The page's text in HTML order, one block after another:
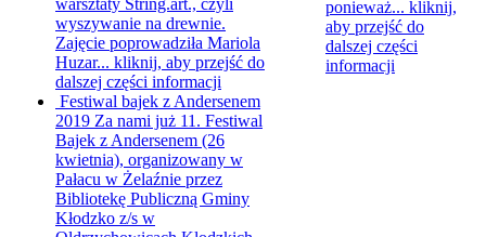
warsztaty String.art., czyli
wyszywanie na drewnie.
Zajęcie poprowadziła Mariola
Huzar... kliknij, aby przejść do
dalszej części informacji
Festiwal bajek z Andersenem
2019 Za nami już 11. Festiwal
Bajek z Andersenem (26
kwietnia), organizowany w
Pałacu w Żelaźnie przez
Bibliotekę Publiczną Gminy
Kłodzko z/s w
ponieważ... kliknij,
aby przejść do
dalszej części
informacji